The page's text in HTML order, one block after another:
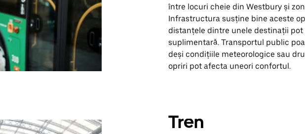
între locuri cheie din Westbury și
Infrastructura susține bine aceste
distanțele dintre unele destinații
suplimentară. Transportul public
deși condițiile meteorologice sau
opriri pot afecta uneori confortul.
Tren